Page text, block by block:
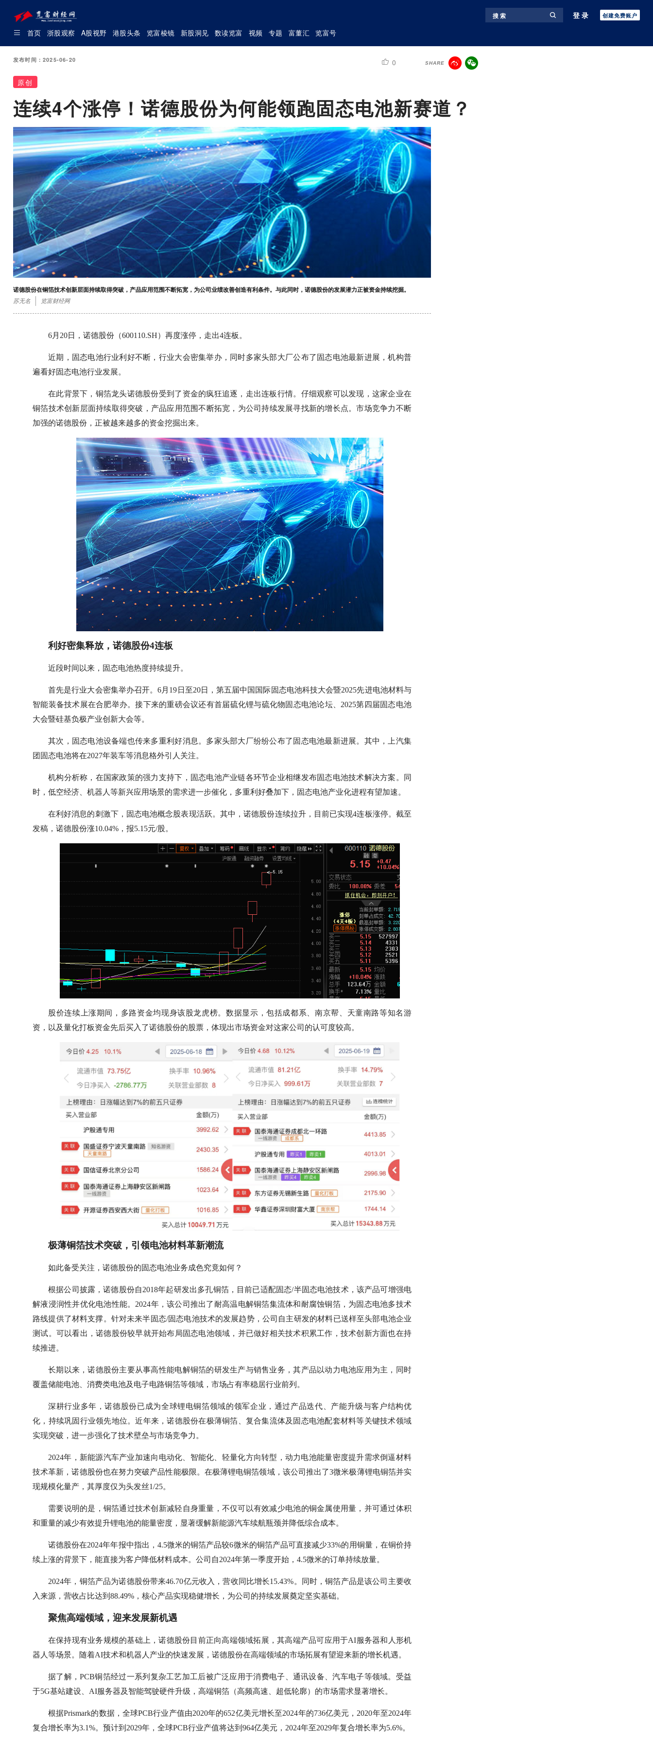
搜 索 登录 创建免费账户
首页 浙股观察 A股视野 港股头条 览富棱镜 新股洞见 数读览富 视频 专题 富董汇 览富号
发布时间：2025-06-20 0 SHARE
原创
连续4个涨停！诺德股份为何能领跑固态电池新赛道？
诺德股份在铜箔技术创新层面持续取得突破，产品应用范围不断拓宽，为公司业绩改善创造有利条件。与此同时，诺德股份的发展潜力正被资金持续挖掘。
苏无名 览富财经网
6月20日，诺德股份（600110.SH）再度涨停，走出4连板。
近期，固态电池行业利好不断，行业大会密集举办，同时多家头部大厂公布了固态电池最新进展，机构普
遍看好固态电池行业发展。
在此背景下，铜箔龙头诺德股份受到了资金的疯狂追逐，走出连板行情。仔细观察可以发现，这家企业在
铜箔技术创新层面持续取得突破，产品应用范围不断拓宽，为公司持续发展寻找新的增长点。市场竞争力不断
加强的诺德股份，正被越来越多的资金挖掘出来。
利好密集释放，诺德股份4连板
近段时间以来，固态电池热度持续提升。
首先是行业大会密集举办召开。6月19日至20日，第五届中国国际固态电池科技大会暨2025先进电池材料与
智能装备技术展在合肥举办。接下来的重磅会议还有首届硫化锂与硫化物固态电池论坛、2025第四届固态电池
大会暨硅基负极产业创新大会等。
其次，固态电池设备端也传来多重利好消息。多家头部大厂纷纷公布了固态电池最新进展。其中，上汽集
团固态电池将在2027年装车等消息格外引人关注。
机构分析称，在国家政策的强力支持下，固态电池产业链各环节企业相继发布固态电池技术解决方案。同
时，低空经济、机器人等新兴应用场景的需求进一步催化，多重利好叠加下，固态电池产业化进程有望加速。
在利好消息的刺激下，固态电池概念股表现活跃。其中，诺德股份连续拉升，目前已实现4连板涨停。截至
发稿，诺德股份涨10.04%，报5.15元/股。
股价连续上涨期间，多路资金均现身该股龙虎榜。数据显示，包括成都系、南京帮、天童南路等知名游
资，以及量化打板资金先后买入了诺德股份的股票，体现出市场资金对这家公司的认可度较高。
极薄铜箔技术突破，引领电池材料革新潮流
如此备受关注，诺德股份的固态电池业务成色究竟如何？
根据公司披露，诺德股份自2018年起研发出多孔铜箔，目前已适配固态/半固态电池技术，该产品可增强电
解液浸润性并优化电池性能。2024年，该公司推出了耐高温电解铜箔集流体和耐腐蚀铜箔，为固态电池多技术
路线提供了材料支撑。针对未来半固态/固态电池技术的发展趋势，公司自主研发的材料已送样至头部电池企业
测试。可以看出，诺德股份较早就开始布局固态电池领域，并已做好相关技术积累工作，技术创新方面也在持
续推进。
长期以来，诺德股份主要从事高性能电解铜箔的研发生产与销售业务，其产品以动力电池应用为主，同时
覆盖储能电池、消费类电池及电子电路铜箔等领域，市场占有率稳居行业前列。
深耕行业多年，诺德股份已成为全球锂电铜箔领域的领军企业，通过产品迭代、产能升级与客户结构优
化，持续巩固行业领先地位。近年来，诺德股份在极薄铜箔、复合集流体及固态电池配套材料等关键技术领域
实现突破，进一步强化了技术壁垒与市场竞争力。
2024年，新能源汽车产业加速向电动化、智能化、轻量化方向转型，动力电池能量密度提升需求倒逼材料
技术革新，诺德股份也在努力突破产品性能极限。在极薄锂电铜箔领域，该公司推出了3微米极薄锂电铜箔并实
现规模化量产，其厚度仅为头发丝1/25。
需要说明的是，铜箔通过技术创新减轻自身重量，不仅可以有效减少电池的铜金属使用量，并可通过体积
和重量的减少有效提升锂电池的能量密度，显著缓解新能源汽车续航瓶颈并降低综合成本。
诺德股份在2024年年报中指出，4.5微米的铜箔产品较6微米的铜箔产品可直接减少33%的用铜量，在铜价持
续上涨的背景下，能直接为客户降低材料成本。公司自2024年第一季度开始，4.5微米的订单持续放量。
2024年，铜箔产品为诺德股份带来46.70亿元收入，营收同比增长15.43%。同时，铜箔产品是该公司主要收
入来源，营收占比达到88.49%，核心产品实现稳健增长，为公司的持续发展奠定坚实基础。
聚焦高端领域，迎来发展新机遇
在保持现有业务规模的基础上，诺德股份目前正向高端领域拓展，其高端产品可应用于AI服务器和人形机
器人等场景。随着AI技术和机器人产业的快速发展，诺德股份在高端领域的市场拓展有望迎来新的增长机遇。
据了解，PCB铜箔经过一系列复杂工艺加工后被广泛应用于消费电子、通讯设备、汽车电子等领域。受益
于5G基站建设、AI服务器及智能驾驶硬件升级，高端铜箔（高频高速、超低轮廓）的市场需求显著增长。
根据Prismark的数据，全球PCB行业产值由2020年的652亿美元增长至2024年的736亿美元，2020年至2024年
复合增长率为3.1%。预计到2029年，全球PCB行业产值将达到964亿美元，2024年至2029年复合增长率为5.6%。